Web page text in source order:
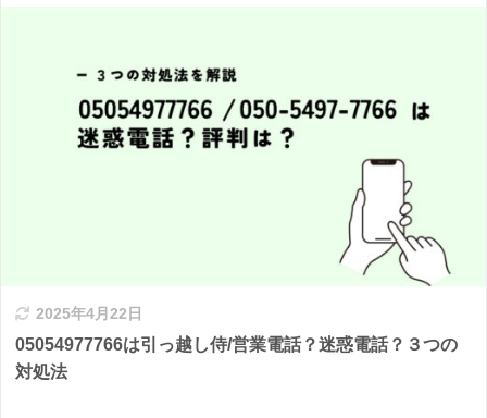
2025年4月22日
05054977766は引っ越し侍/営業電話？迷惑電話？３つの
対処法